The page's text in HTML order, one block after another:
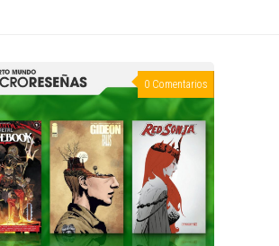
0 Comentarios